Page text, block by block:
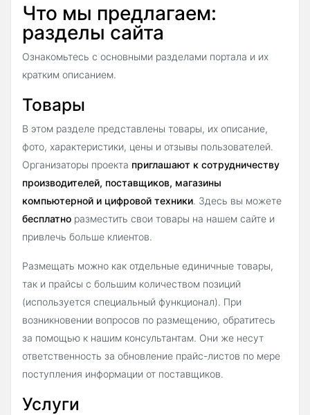
Что мы предлагаем:
разделы сайта
Ознакомьтесь с основными разделами портала и их
кратким описанием.
Товары
В этом разделе представлены товары, их описание,
фото, характеристики, цены и отзывы пользователей.
Организаторы проекта приглашают к сотрудничеству
производителей, поставщиков, магазины
компьютерной и цифровой техники. Здесь вы можете
бесплатно разместить свои товары на нашем сайте и
привлечь больше клиентов.
Размещать можно как отдельные единичные товары,
так и прайсы с большим количеством позиций
(используется специальный функционал). При
возникновении вопросов по размещению, обратитесь
за помощью к нашим консультантам. Они же несут
ответственность за обновление прайс-листов по мере
поступления информации от поставщиков.
Услуги